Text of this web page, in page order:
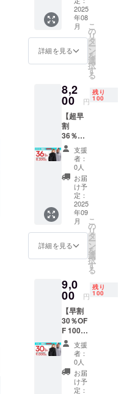
非とも多く
の方々にご
興味・ご支
援いただけ
容】 ・
CoolSh
ade
Hoodie
1着 カ
ラー :
ブラッ
レー サ
イズ :
M〜3XL
※価格は
消費税
込みで
す。 ※
使用感
などお
客様の
ご都合
による
交換お
よび返
品はで
きかね
ますの
※より良
い製品
づくり
のた
め、デ
ザイン
や仕様
を一部
変更さ
せてい
ただく
場合が
2025
年08
月
詳細を見る
こ
の
リ
タ
ー
ン
を
選
択
す
る
8,2
00 円
残り
100
【超早
割
36％OF
F 100
個】
CoolSh
ade
Hoodie
一般販
売予定
価格
12,800
円(税込)
の
36%OF
F 【内
CoolSh
ade
Hoodie
1着 カ
ラー :
ブラッ
ク、グ
レー サ
イズ :
M〜3XL
※価格は
消費税
支援
者：
0人
お届
け予
定：
2025
年09
月
詳細を見る
こ
の
リ
タ
ー
ン
を
選
択
す
る
9,0
00 円
残り
100
【早割
30％OF
F 100
個】
CoolSh
ade
Hoodie
一般販
売予定
支援
者：
0人
お届
け予
定：